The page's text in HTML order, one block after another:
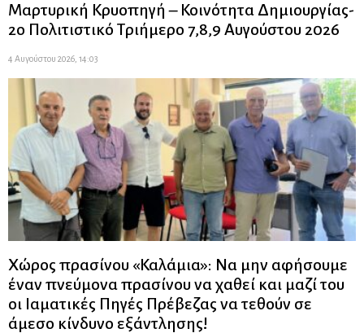
Μαρτυρική Κρυοπηγή – Κοινότητα Δημιουργίας-
2ο Πολιτιστικό Τριήμερο 7,8,9 Αυγούστου 2026
4 Αυγούστου 2026, 14:03
Χώρος πρασίνου «Καλάμια»: Να μην αφήσουμε
έναν πνεύμονα πρασίνου να χαθεί και μαζί του
οι Ιαματικές Πηγές Πρέβεζας να τεθούν σε
άμεσο κίνδυνο εξάντλησης!